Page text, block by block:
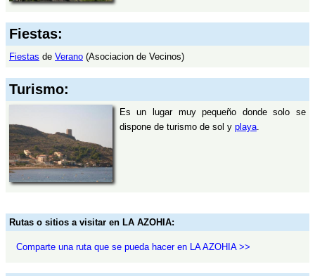
Fiestas:
Fiestas de Verano (Asociacion de Vecinos)
Turismo:
Es un lugar muy pequeño donde solo se
dispone de turismo de sol y playa.
Rutas o sitios a visitar en LA AZOHIA:
Comparte una ruta que se pueda hacer en LA AZOHIA >>